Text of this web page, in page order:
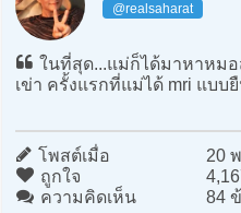
@realsaharat
ในที่สุด...แม่ก็ได้มาหาหม
เข่า ครั้งแรกที่แม่ได้ mri แบบ
โพสต์เมื่อ
20
ถูกใจ
ความคิดเห็น
84